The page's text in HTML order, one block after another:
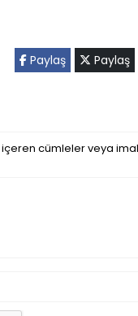
Paylaş Paylaş
cümleler veya